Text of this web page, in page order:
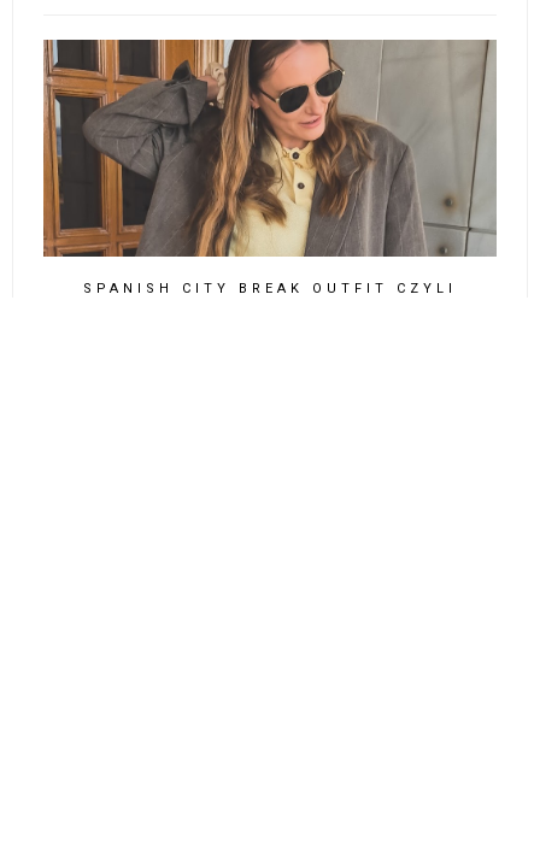
SPANISH CITY BREAK OUTFIT CZYLI